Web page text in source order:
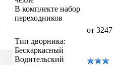
В комплекте набор
переходников
от 3247
Тип дворника:
Бескаркасный
Водительский